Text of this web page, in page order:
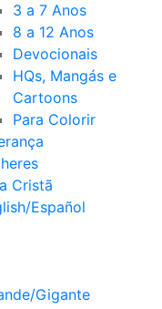
3 a 7 Anos
8 a 12 Anos
Devocionais
HQs, Mangás e
Cartoons
Para Colorir
Cristã
Español
Gigante